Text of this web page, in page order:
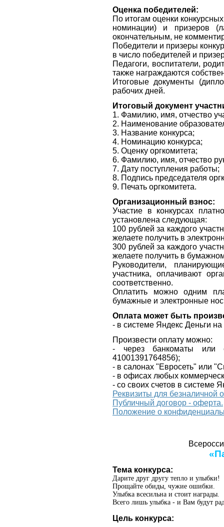
Оценка победителей:
По итогам оценки
номинации) и призеров
окончательным, не
Победители и призеры
в число победителей и
Педагоги, воспитатели,
также награждаются
Итоговые документы
рабочих дней.
Итоговый документ
1. Фамилию, имя, отчество
2. Наименование
3. Название конкурса;
4. Номинацию конкурса;
5. Оценку оргкомитета;
6. Фамилию, имя, отчество
7. Дату поступления работы;
8. Подпись председателя
9. Печать оргкомитета.
Организационный взнос:
Участие в конкурсах
установлена следующая:
100 рублей за каждого
желаете получить в
300 рублей за каждого
желаете получить в
Руководители,
участника, оплачивают
соответственно.
Оплатить можно одним
бумажные и электронные
Оплата может быть
- в системе Яндекс Деньги
Произвести оплату можно:
- через банкоматы или
41001391764856);
- в салонах "Евросеть" или
- в офисах любых
- со своих счетов в системе
Реквизиты для безналичной
Публичный договор - оферта.
Положение о
Тема конкурса:
Дарите друг другу тепло и улыбки!
Прощайте обиды, чужие ошибки.
Улыбка всесильна и стоит награды.
Всего лишь улыбка - и Вам будут
Цель конкурса: